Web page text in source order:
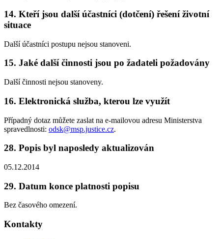
14. Kteří jsou další účastníci (dotčení) řešení životní
situace
Další účastníci postupu nejsou stanoveni.
15. Jaké další činnosti jsou po žadateli požadovány
Další činnosti nejsou stanoveny.
16. Elektronická služba, kterou lze využít
Případný dotaz můžete zaslat na e-mailovou adresu Ministerstva
spravedlnosti: odsk@msp.justice.cz.
28. Popis byl naposledy aktualizován
05.12.2014
29. Datum konce platnosti popisu
Bez časového omezení.
Kontakty